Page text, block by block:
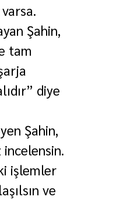
Şahin,
tam
diye
Şahin,
incelensin.
işlemler
ve